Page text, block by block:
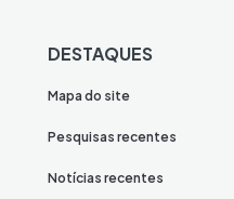
DESTAQUES
Mapa do site
Pesquisas recentes
Notícias recentes